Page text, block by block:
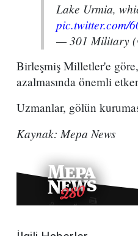
Lake Urmia,
pic.twitter.com/
— 301 Military
Birleşmiş Milletler'e göre,
azalmasında önemli
Uzmanlar, gölün
Kaynak: Mepa News